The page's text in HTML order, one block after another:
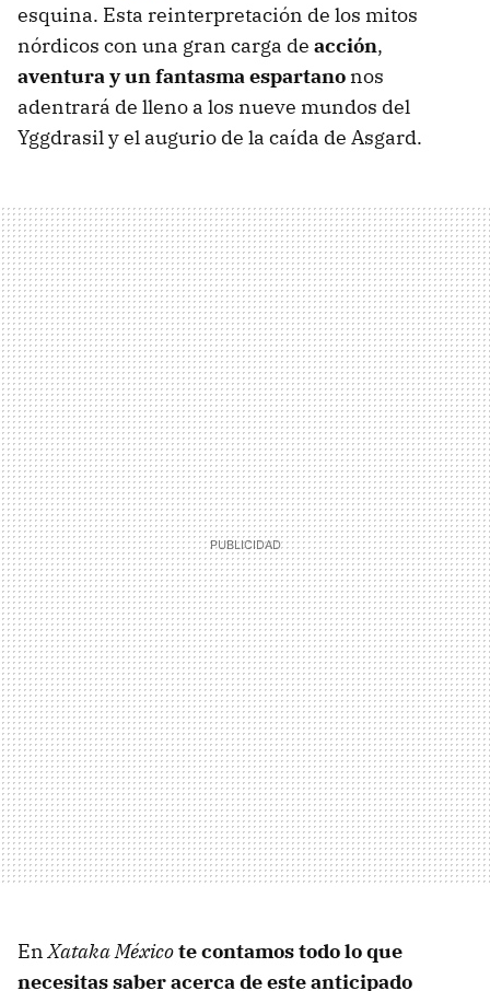
esquina. Esta reinterpretación de los mitos
nórdicos con una gran carga de acción,
aventura y un fantasma espartano nos
adentrará de lleno a los nueve mundos del
Yggdrasil y el augurio de la caída de Asgard.
EnXataka Méxicote contamos todo lo que
necesitas saber acerca de este anticipado